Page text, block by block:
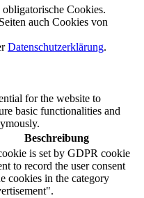
Cookies.
auch Cookies von
Datenschutzerklärung.
for the website to
basic functionalities and
Beschreibung
is set by GDPR cookie
to record the user consent
cookies in the category